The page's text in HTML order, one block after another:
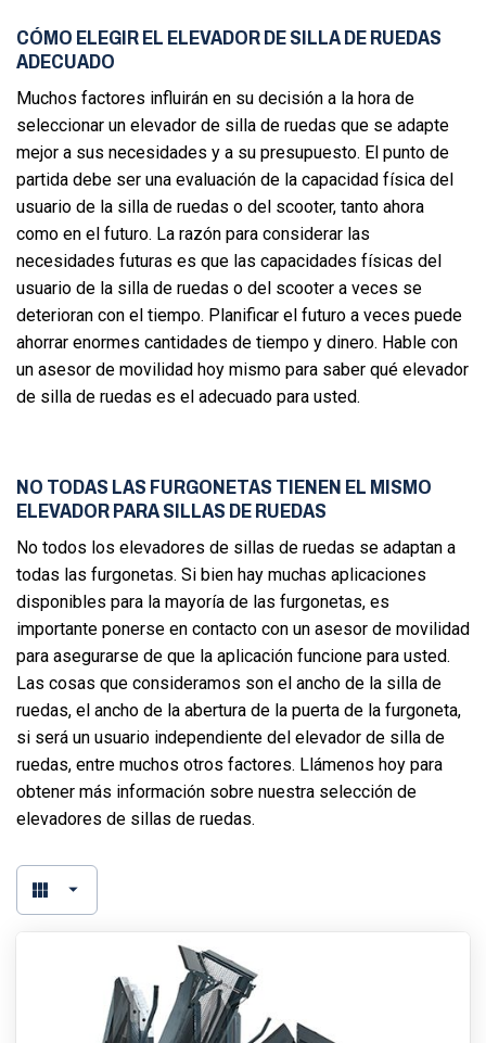
CÓMO ELEGIR EL ELEVADOR DE SILLA DE RUEDAS
ADECUADO
Muchos factores influirán en su decisión a la hora de
seleccionar un elevador de silla de ruedas que se adapte
mejor a sus necesidades y a su presupuesto. El punto de
partida debe ser una evaluación de la capacidad física del
usuario de la silla de ruedas o del scooter, tanto ahora
como en el futuro. La razón para considerar las
necesidades futuras es que las capacidades físicas del
usuario de la silla de ruedas o del scooter a veces se
deterioran con el tiempo. Planificar el futuro a veces puede
ahorrar enormes cantidades de tiempo y dinero. Hable con
un asesor de movilidad hoy mismo para saber qué elevador
de silla de ruedas es el adecuado para usted.
NO TODAS LAS FURGONETAS TIENEN EL MISMO
ELEVADOR PARA SILLAS DE RUEDAS
No todos los elevadores de sillas de ruedas se adaptan a
todas las furgonetas. Si bien hay muchas aplicaciones
disponibles para la mayoría de las furgonetas, es
importante ponerse en contacto con un asesor de movilidad
para asegurarse de que la aplicación funcione para usted.
Las cosas que consideramos son el ancho de la silla de
ruedas, el ancho de la abertura de la puerta de la furgoneta,
si será un usuario independiente del elevador de silla de
ruedas, entre muchos otros factores. Llámenos hoy para
obtener más información sobre nuestra selección de
elevadores de sillas de ruedas.